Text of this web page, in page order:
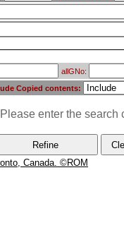
allGNo:
Copied contents:
Please enter the search
Canada. ©ROM